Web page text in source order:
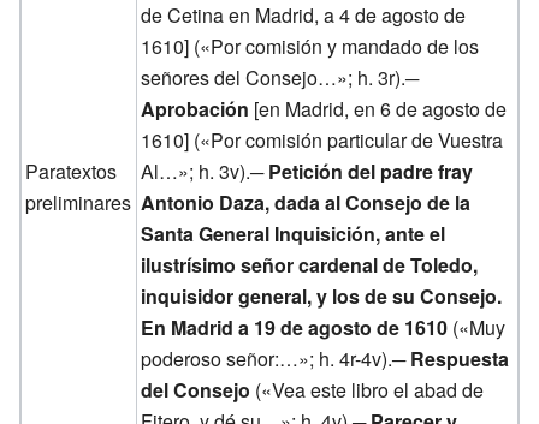
Paratextos
preliminares
de Cetina en Madrid, a 4 de agosto de
1610] («Por comisión y mandado de los
señores del Consejo…»; h. 3r).─
Aprobación [en Madrid, en 6 de agosto de
1610] («Por comisión particular de Vuestra
Al…»; h. 3v).─Petición del padre fray
Antonio Daza, dada al Consejo de la
Santa General Inquisición, ante el
ilustrísimo señor cardenal de Toledo,
inquisidor general, y los de su Consejo.
En Madrid a 19 de agosto de 1610 («Muy
poderoso señor:…»; h. 4r-4v).─Respuesta
del Consejo («Vea este libro el abad de